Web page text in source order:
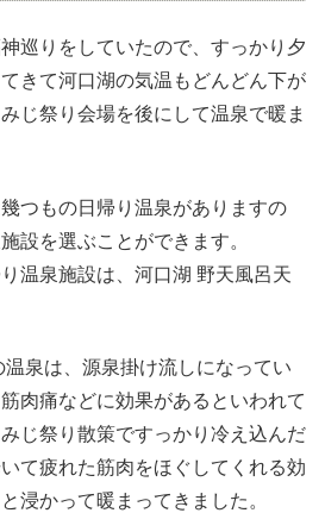
巡りをしていたので、すっかり夕
きて河口湖の気温もどんどん下が
じ祭り会場を後にして温泉で暖ま
つもの日帰り温泉がありますの
設を選ぶことができます。
温泉施設は、河口湖 野天風呂天
泉は、源泉掛け流しになってい
肉痛などに効果があるといわれて
じ祭り散策ですっかり冷え込んだ
て疲れた筋肉をほぐしてくれる効
浸かって暖まってきました。